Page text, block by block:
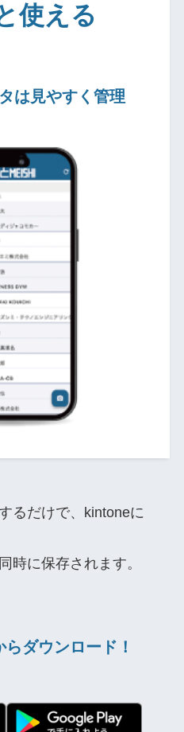
使える
は見やすく管理
るだけで、kintoneに
時に保存されます。
ダウンロード！